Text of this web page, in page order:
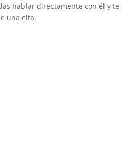
hablar directamente con él y te
una cita.